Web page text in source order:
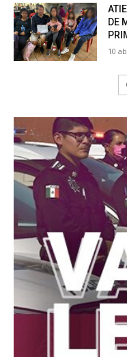
DE
10